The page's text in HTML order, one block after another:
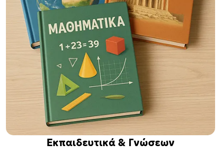
Εκπαιδευτικά & Γνώσεων